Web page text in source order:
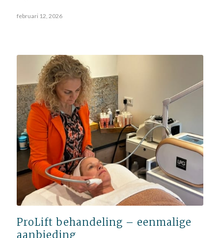
februari 12, 2026
ProLift behandeling – eenmalige
aanbieding